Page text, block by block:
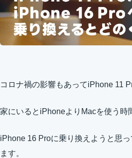
コロナ禍の影響もあってiPhone 11
家にいるとiPhoneよりMacを使う時
iPhone 16 Proに乗り換えようと思
ます。